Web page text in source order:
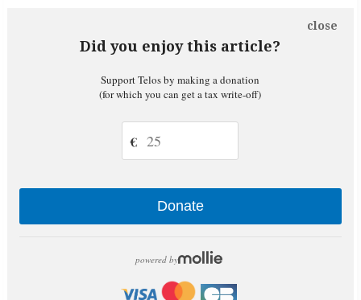
Did you enjoy this article?
close
Support Telos by making a donation
(for which you can get a tax write-off)
€
Donate
powered by